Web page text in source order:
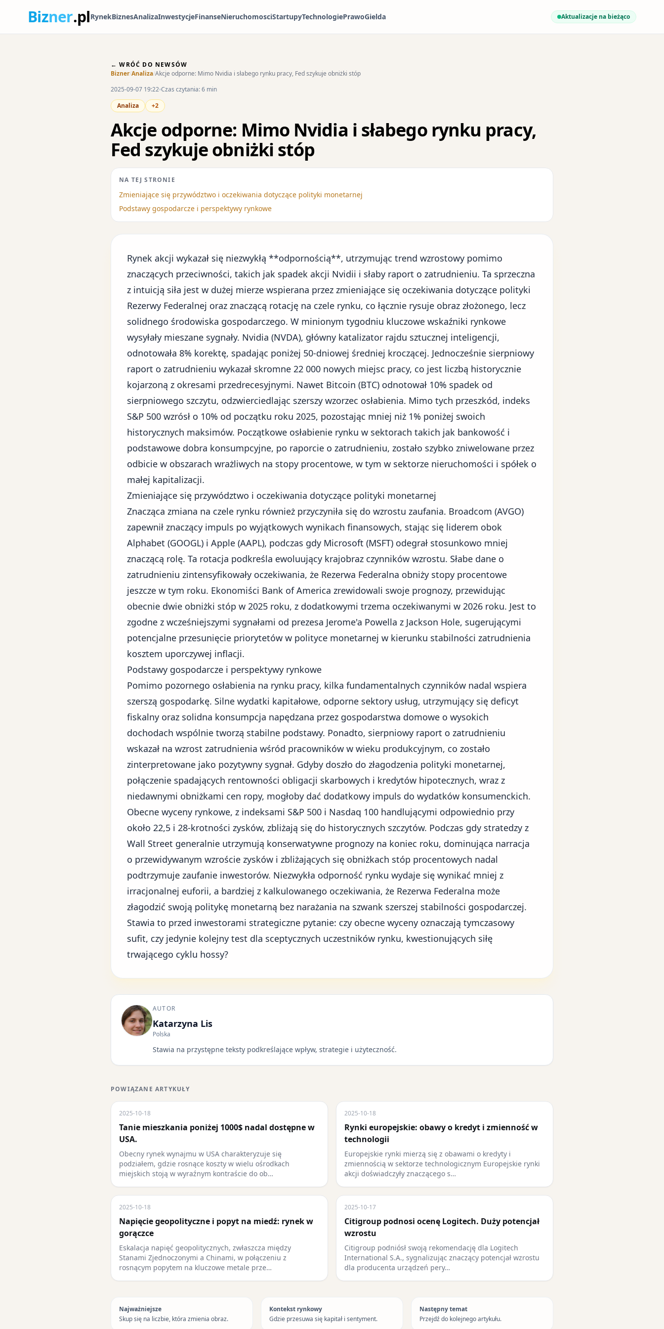
Bizner.plRynekBiznesAnalizaInwestycjeFinanseNieruchomosciStartupyTechnologiePrawoGielda Aktualizacje na bieżąco
← WRÓĆ DO NEWSÓW
Bizner/Analiza/Akcje odporne: Mimo Nvidia i słabego rynku pracy, Fed szykuje obniżki stóp
2025-09-07 19:22 Czas czytania: 6 min
Analiza
+2
Akcje odporne: Mimo Nvidia i słabego rynku pracy,
Fed szykuje obniżki stóp
NA TEJ STRONIE
Zmieniające się przywództwo i oczekiwania dotyczące polityki monetarnej
Podstawy gospodarcze i perspektywy rynkowe
Rynek akcji wykazał się niezwykłą **odpornością**, utrzymując trend wzrostowy pomimo
znaczących przeciwności, takich jak spadek akcji Nvidii i słaby raport o zatrudnieniu. Ta sprzeczna
z intuicją siła jest w dużej mierze wspierana przez zmieniające się oczekiwania dotyczące polityki
Rezerwy Federalnej oraz znaczącą rotację na czele rynku, co łącznie rysuje obraz złożonego, lecz
solidnego środowiska gospodarczego. W minionym tygodniu kluczowe wskaźniki rynkowe
wysyłały mieszane sygnały. Nvidia (NVDA), główny katalizator rajdu sztucznej inteligencji,
odnotowała 8% korektę, spadając poniżej 50-dniowej średniej kroczącej. Jednocześnie sierpniowy
raport o zatrudnieniu wykazał skromne 22 000 nowych miejsc pracy, co jest liczbą historycznie
kojarzoną z okresami przedrecesyjnymi. Nawet Bitcoin (BTC) odnotował 10% spadek od
sierpniowego szczytu, odzwierciedlając szerszy wzorzec osłabienia. Mimo tych przeszkód, indeks
S&P 500 wzrósł o 10% od początku roku 2025, pozostając mniej niż 1% poniżej swoich
historycznych maksimów. Początkowe osłabienie rynku w sektorach takich jak bankowość i
podstawowe dobra konsumpcyjne, po raporcie o zatrudnieniu, zostało szybko zniwelowane przez
odbicie w obszarach wrażliwych na stopy procentowe, w tym w sektorze nieruchomości i spółek o
małej kapitalizacji.
Zmieniające się przywództwo i oczekiwania dotyczące polityki monetarnej
Znacząca zmiana na czele rynku również przyczyniła się do wzrostu zaufania. Broadcom (AVGO)
zapewnił znaczący impuls po wyjątkowych wynikach finansowych, stając się liderem obok
Alphabet (GOOGL) i Apple (AAPL), podczas gdy Microsoft (MSFT) odegrał stosunkowo mniej
znaczącą rolę. Ta rotacja podkreśla ewoluujący krajobraz czynników wzrostu. Słabe dane o
zatrudnieniu zintensyfikowały oczekiwania, że Rezerwa Federalna obniży stopy procentowe
jeszcze w tym roku. Ekonomiści Bank of America zrewidowali swoje prognozy, przewidując
obecnie dwie obniżki stóp w 2025 roku, z dodatkowymi trzema oczekiwanymi w 2026 roku. Jest to
zgodne z wcześniejszymi sygnałami od prezesa Jerome'a Powella z Jackson Hole, sugerującymi
potencjalne przesunięcie priorytetów w polityce monetarnej w kierunku stabilności zatrudnienia
kosztem uporczywej inflacji.
Podstawy gospodarcze i perspektywy rynkowe
Pomimo pozornego osłabienia na rynku pracy, kilka fundamentalnych czynników nadal wspiera
szerszą gospodarkę. Silne wydatki kapitałowe, odporne sektory usług, utrzymujący się deficyt
fiskalny oraz solidna konsumpcja napędzana przez gospodarstwa domowe o wysokich
dochodach wspólnie tworzą stabilne podstawy. Ponadto, sierpniowy raport o zatrudnieniu
wskazał na wzrost zatrudnienia wśród pracowników w wieku produkcyjnym, co zostało
zinterpretowane jako pozytywny sygnał. Gdyby doszło do złagodzenia polityki monetarnej,
połączenie spadających rentowności obligacji skarbowych i kredytów hipotecznych, wraz z
niedawnymi obniżkami cen ropy, mogłoby dać dodatkowy impuls do wydatków konsumenckich.
Obecne wyceny rynkowe, z indeksami S&P 500 i Nasdaq 100 handlującymi odpowiednio przy
około 22,5 i 28-krotności zysków, zbliżają się do historycznych szczytów. Podczas gdy stratedzy z
Wall Street generalnie utrzymują konserwatywne prognozy na koniec roku, dominująca narracja
o przewidywanym wzroście zysków i zbliżających się obniżkach stóp procentowych nadal
podtrzymuje zaufanie inwestorów. Niezwykła odporność rynku wydaje się wynikać mniej z
irracjonalnej euforii, a bardziej z kalkulowanego oczekiwania, że Rezerwa Federalna może
złagodzić swoją politykę monetarną bez narażania na szwank szerszej stabilności gospodarczej.
Stawia to przed inwestorami strategiczne pytanie: czy obecne wyceny oznaczają tymczasowy
sufit, czy jedynie kolejny test dla sceptycznych uczestników rynku, kwestionujących siłę
trwającego cyklu hossy?
AUTOR
Katarzyna Lis
Polska
Stawia na przystępne teksty podkreślające wpływ, strategie i użyteczność.
POWIĄZANE ARTYKUŁY
2025-10-18
Tanie mieszkania poniżej 1000$ nadal dostępne w
USA.
Obecny rynek wynajmu w USA charakteryzuje się
podziałem, gdzie rosnące koszty w wielu ośrodkach
miejskich stoją w wyraźnym kontraście do ob…
2025-10-18
Rynki europejskie: obawy o kredyt i zmienność w
technologii
Europejskie rynki mierzą się z obawami o kredyty i
zmiennością w sektorze technologicznym Europejskie rynki
akcji doświadczyły znaczącego s…
2025-10-18
Napięcie geopolityczne i popyt na miedź: rynek w
gorączce
Eskalacja napięć geopolitycznych, zwłaszcza między
Stanami Zjednoczonymi a Chinami, w połączeniu z
rosnącym popytem na kluczowe metale prze…
2025-10-17
Citigroup podnosi ocenę Logitech. Duży potencjał
wzrostu
Citigroup podniósł swoją rekomendację dla Logitech
International S.A., sygnalizując znaczący potencjał wzrostu
dla producenta urządzeń pery…
Najważniejsze
Skup się na liczbie, która zmienia obraz.
Kontekst rynkowy
Gdzie przesuwa się kapitał i sentyment.
Następny temat
Przejdź do kolejnego artykułu.